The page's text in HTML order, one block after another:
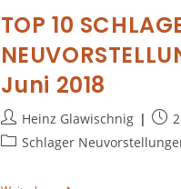
TOP 10
Juni 2018
Heinz Glawischnig
Schlager